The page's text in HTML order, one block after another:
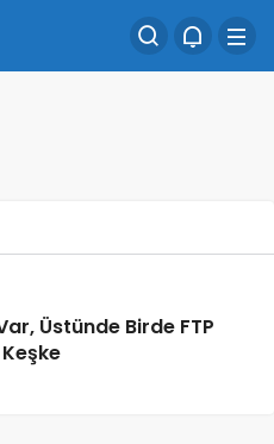
Üstünde Birde FTP